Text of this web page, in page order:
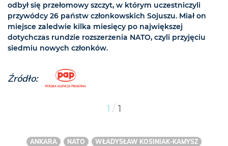
odbył się przełomowy szczyt, w którym uczestniczyli
przywódcy 26 państw członkowskich Sojuszu. Miał on
miejsce zaledwie kilka miesięcy po największej
dotychczas rundzie rozszerzenia NATO, czyli przyjęciu
siedmiu nowych członków.
Źródło:
1 / 1
ANKARA NATO WŁADYSŁAW KOSINIAK-KAMYSZ